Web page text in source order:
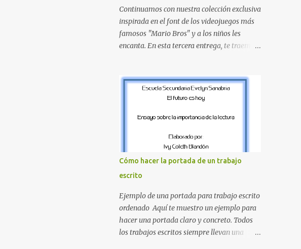
busca combinar funcionalidad y estética,
logrando que cualquier institución educativa
proyecte una imagen más organizada y
profesional. ¿Por qué son importantes los
quienes visitan la institución por primera
vez, encontrar la biblioteca, la dirección o un
aula específica puede resultar c...
Continuamos con nuestra colección exclusiva
inspirada en el font de los videojuegos más
famosos "Mario Bros" y a los niños les
encanta. En esta tercera entrega, te traemos
que hemos incluido la letra Ñ , esencial para
todos nuestros proyectos en español. Bloque
la Q ¿Qué incluye este bloque de letras? En
imágenes individuales en alta resolución de
las siguientes letras: Letras vibrantes : La J y
la M en el clásico rojo de la gorra de Mario.
Tonos azules : La K y la Ñ , que destacan por
su diseño limpio y audaz. Colores
secundarios : La L y la Q en amarillo
brillante, junto con la N y la P en un verde
inspirado en los niveles de los juegos.
Cómo hacer la portada de un trabajo
escrito
Ejemplo de una portada para trabajo escrito
ordenado Aquí te muestro un ejemplo para
hacer una portada claro y concreto. Todos
los trabajos escritos siempre llevan una